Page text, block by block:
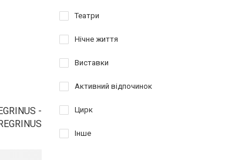
-
Театри
Нічне життя
Виставки
Активний відпочинок
Цирк
Інше